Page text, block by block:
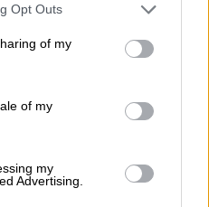
uses one or more Google
behaviour. You may click to
and its third-party tags to
purposes in below Google
Opt Outs
of my
of my
my
Advertising.
1370 του 2007».
γραμμών
των 50
δηλαδή πολύ πριν
και με τα
έχουν αλλάξει
Υπάρχουν